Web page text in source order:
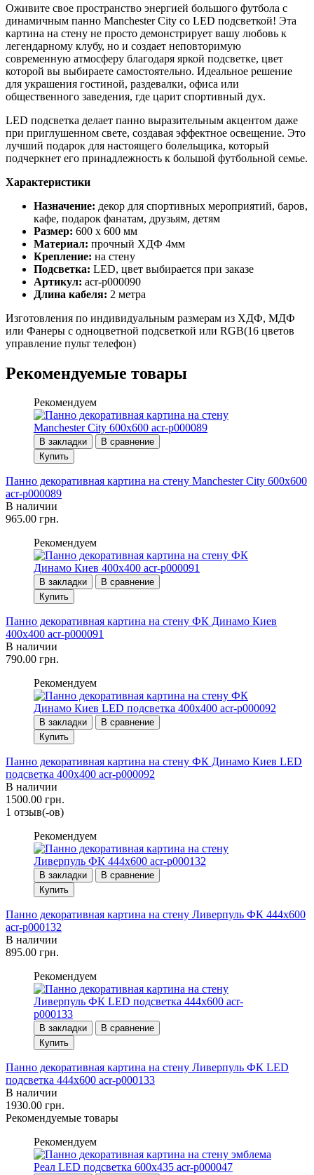
Оживите свое пространство энергией большого футбола с
динамичным панно Manchester City со LED подсветкой! Эта
картина на стену не просто демонстрирует вашу любовь к
легендарному клубу, но и создает неповторимую
современную атмосферу благодаря яркой подсветке, цвет
которой вы выбираете самостоятельно. Идеальное решение
для украшения гостиной, раздевалки, офиса или
общественного заведения, где царит спортивный дух.
LED подсветка делает панно выразительным акцентом даже
при приглушенном свете, создавая эффектное освещение. Это
лучший подарок для настоящего болельщика, который
подчеркнет его принадлежность к большой футбольной семье.
Характеристики
Назначение: декор для спортивных мероприятий, баров,
кафе, подарок фанатам, друзьям, детям
Размер: 600 х 600 мм
Материал: прочный ХДФ 4мм
Крепление: на стену
Подсветка: LED, цвет выбирается при заказе
Артикул: acr-p000090
Длина кабеля: 2 метра
Изготовления по индивидуальным размерам из ХДФ, МДФ
или Фанеры с одноцветной подсветкой или RGB(16 цветов
управление пульт телефон)
Рекомендуемые товары
Рекомендуем
В закладки
В сравнение
Купить
Панно декоративная картина на стену Manchester City 600х600
acr-p000089
В наличии
965.00 грн.
Рекомендуем
В закладки
В сравнение
Купить
Панно декоративная картина на стену ФК Динамо Киев
400х400 acr-p000091
В наличии
790.00 грн.
Рекомендуем
В закладки
В сравнение
Купить
Панно декоративная картина на стену ФК Динамо Киев LED
подсветка 400х400 acr-p000092
В наличии
1500.00 грн.
1 отзыв(-ов)
Рекомендуем
В закладки
В сравнение
Купить
Панно декоративная картина на стену Ливерпуль ФК 444х600
acr-p000132
В наличии
895.00 грн.
Рекомендуем
В закладки
В сравнение
Купить
Панно декоративная картина на стену Ливерпуль ФК LED
подсветка 444х600 acr-p000133
В наличии
1930.00 грн.
Рекомендуемые товары
Рекомендуем